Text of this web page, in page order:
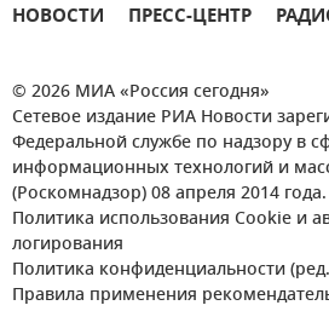
НОВОСТИ ПРЕСС-ЦЕНТР
© 2026 МИА «Россия сегодня»
Сетевое издание РИА Новости
Федеральной службе по надзору в
информационных технологий и
(Роскомнадзор) 08 апреля 2014 года.
Политика использования Cookie и
логирования
Политика конфиденциальности
Правила применения